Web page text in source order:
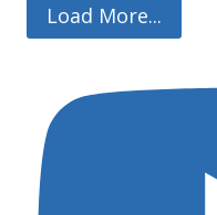
Load More...